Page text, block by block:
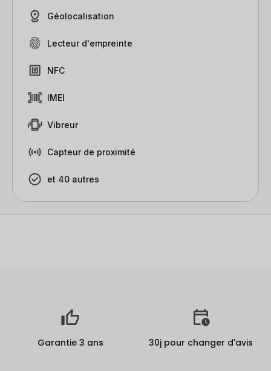
Géolocalisation
Lecteur d'empreinte
NFC
IMEI
Vibreur
Capteur de proximité
et 40 autres
Garantie 3 ans 30j pour changer d'avis